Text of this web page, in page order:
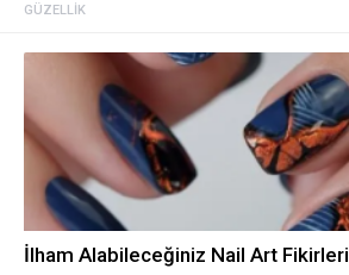
GÜZELLIK
İlham Alabileceğiniz Nail Art Fikirleri